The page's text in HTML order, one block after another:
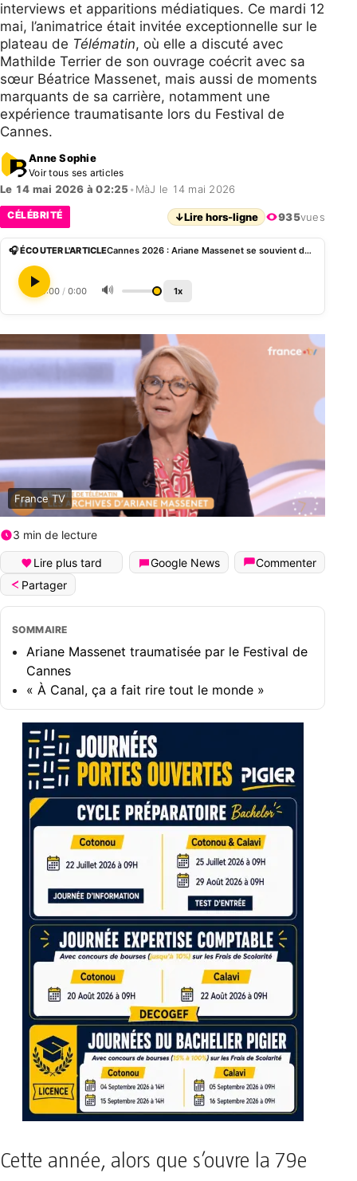
interviews et apparitions médiatiques. Ce mardi 12
mai, l’animatrice était invitée exceptionnelle sur le
plateau de Télématin, où elle a discuté avec
Mathilde Terrier de son ouvrage coécrit avec sa
sœur Béatrice Massenet, mais aussi de moments
marquants de sa carrière, notamment une
expérience traumatisante lors du Festival de
Cannes.
Anne Sophie
Voir tous ses articles
Le 14 mai 2026 à 02:25 • MàJ le 14 mai 2026
CÉLÉBRITÉ ↓Lire hors-ligne 935vues
🎧 ÉCOUTER L'ARTICLE Cannes 2026 : Ariane Massenet se souvient de son ensemble en soie orange cauchemardesque
0:00 / 0:00 🔊 1x
France TV
3 min de lecture
Lire plus tard Google News
Commenter
Partager
SOMMAIRE
Ariane Massenet traumatisée par le Festival de
Cannes
« À Canal, ça a fait rire tout le monde »
Cette année, alors que s’ouvre la 79e